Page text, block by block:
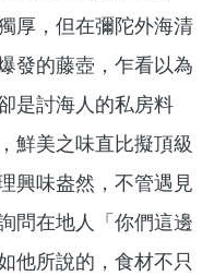
厚，但在彌陀外海清
發的藤壺，乍看以為
是討海人的私房料
鮮美之味直比擬頂級
興味盎然，不管遇見
問在地人「你們這邊
他所說的，食材不只